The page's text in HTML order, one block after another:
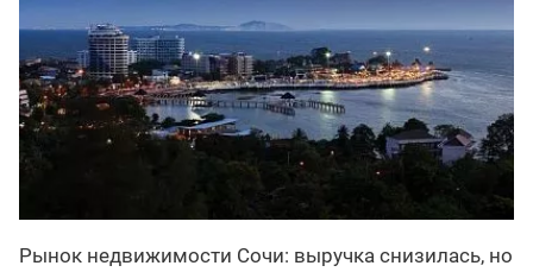
Рынок недвижимости Сочи: выручка снизилась, но